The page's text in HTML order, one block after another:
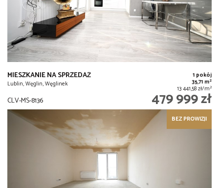
MIESZKANIE NA SPRZEDAŻ
Lublin, Węglin, Węglinek
1 pokój
35,71 m2
13 441,58 zł/m2
CLV-MS-8136 479 999 zł
BEZ PROWIZJI